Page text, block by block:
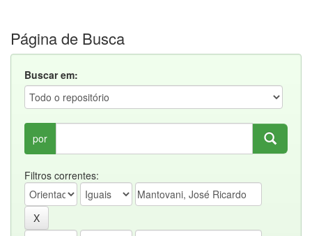
Página de Busca
Buscar em:
por
Filtros correntes: